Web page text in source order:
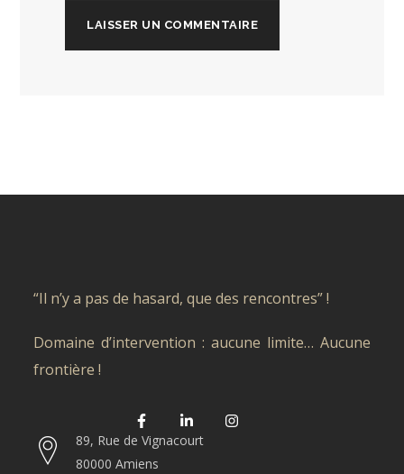
“Il n’y a pas de hasard, que des rencontres” !
Domaine d’intervention : aucune limite… Aucune
frontière !
89, Rue de Vignacourt
80000 Amiens